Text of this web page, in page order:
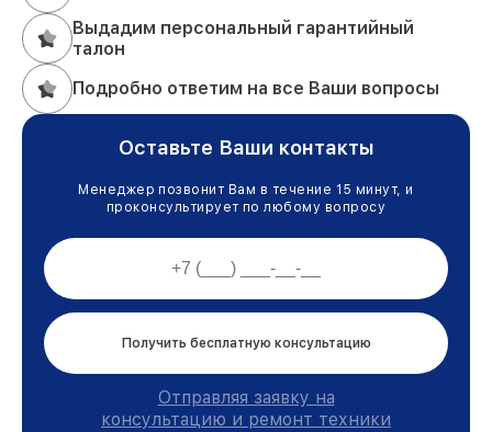
Выдадим персональный гарантийный
талон
Подробно ответим на все Ваши вопросы
Оставьте Ваши контакты
Менеджер позвонит Вам в течение 15 минут, и
проконсультирует по любому вопросу
Получить бесплатную консультацию
Отправляя заявку на
консультацию и ремонт техники